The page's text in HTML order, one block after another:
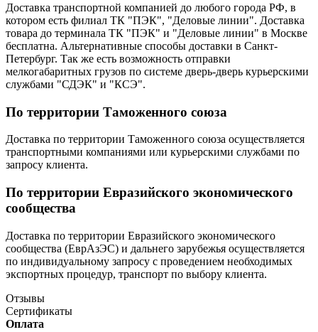
Доставка транспортной компанией до любого города РФ, в
котором есть филиал ТК "ПЭК", "Деловые линии". Доставка
товара до терминала ТК "ПЭК" и "Деловые линии" в Москве
бесплатна. Альтернативные способы доставки в Санкт-
Петербург. Так же есть возможность отправки
мелкогабаритных грузов по системе дверь-дверь курьерскими
службами "СДЭК" и "КСЭ".
По территории Таможенного союза
Доставка по территории Таможенного союза осуществляется
транспортными компаниями или курьерскими службами по
запросу клиента.
По территории Евразийского экономического
сообщества
Доставка по территории Евразийского экономического
сообщества (ЕврАзЭС) и дальнего зарубежья осуществляется
по индивидуальному запросу с проведением необходимых
экспортных процедур, транспорт по выбору клиента.
Отзывы
Сертификаты
Оплата